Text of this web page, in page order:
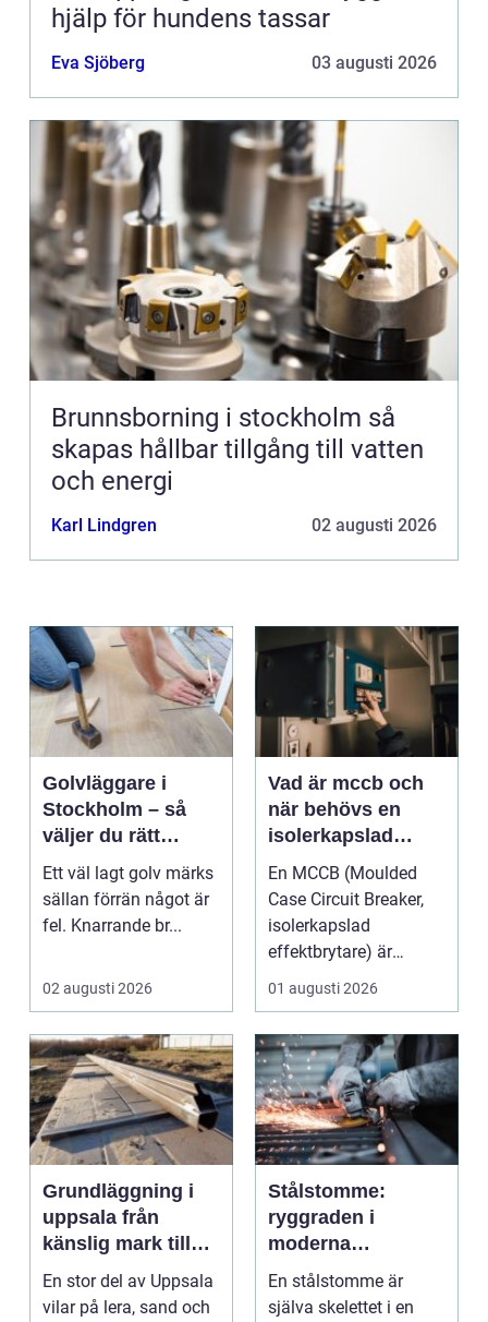
hjälp för hundens tassar
Eva Sjöberg 03 augusti 2026
Brunnsborning i stockholm så
skapas hållbar tillgång till vatten
och energi
Karl Lindgren 02 augusti 2026
Golvläggare i
Stockholm – så
väljer du rätt
hantverkare för
hållbara golv
Ett väl lagt golv märks
sällan förrän något är
fel. Knarrande br...
02 augusti 2026
Vad är mccb och
när behövs en
isolerkapslad
effektbrytare?
En MCCB (Moulded
Case Circuit Breaker,
isolerkapslad
effektbrytare) är
hjärtat i många
moderna elför...
01 augusti 2026
Grundläggning i
uppsala från
känslig mark till
stabila
konstruktioner
En stor del av Uppsala
vilar på lera, sand och
Stålstomme:
ryggraden i
moderna
hallbyggnader
En stålstomme är
själva skelettet i en